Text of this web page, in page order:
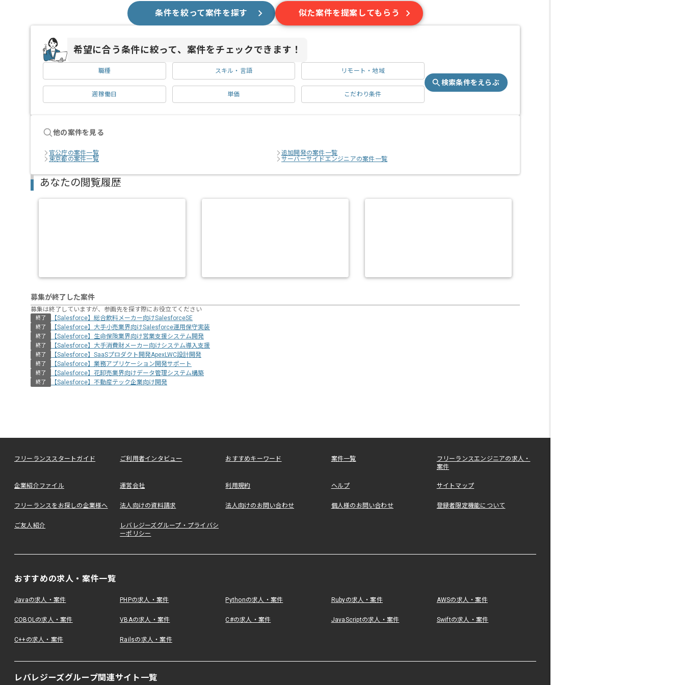
条件を絞って案件を探す 似た案件を提案してもらう
希望に合う条件に絞って、案件をチェックできます！
職種 スキル・言語 リモート・地域
週稼働日 単価 こだわり条件
検索条件をえらぶ
他の案件を見る
官公庁の案件一覧
追加開発の案件一覧
東京都の案件一覧
サーバーサイドエンジニアの案件一覧
あなたの閲覧履歴
募集が終了した案件
募集は終了していますが、参画先を探す際にお役立てください
終了 【Salesforce】総合飲料メーカー向けSalesforceSE
終了 【Salesforce】大手小売業界向けSalesforce運用保守実装
終了 【Salesforce】生命保険業界向け営業支援システム開発
終了 【Salesforce】大手消費財メーカー向けシステム導入支援
終了 【Salesforce】SaaSプロダクト開発ApexLWC設計開発
終了 【Salesforce】業務アプリケーション開発サポート
終了 【Salesforce】花卸売業界向けデータ管理システム構築
終了 【Salesforce】不動産テック企業向け開発
フリーランススタートガイド ご利用者インタビュー おすすめキーワード 案件一覧
フリーランスエンジニアの求人・
案件
企業紹介ファイル 運営会社 利用規約 ヘルプ サイトマップ
フリーランスをお探しの企業様へ 法人向けの資料請求 法人向けのお問い合わせ 個人様のお問い合わせ 登録者限定機能について
ご友人紹介
レバレジーズグループ・プライバシ
ーポリシー
おすすめの求人・案件一覧
Javaの求人・案件 PHPの求人・案件 Pythonの求人・案件 Rubyの求人・案件 AWSの求人・案件
COBOLの求人・案件 VBAの求人・案件 C#の求人・案件 JavaScriptの求人・案件 Swiftの求人・案件
C++の求人・案件 Railsの求人・案件
レバレジーズグループ関連サイト一覧